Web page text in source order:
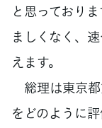
と思っており
ましくなく、
えます。
総理は東京
をどのように